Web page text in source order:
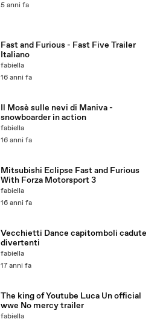
5 anni fa
Fast and Furious - Fast Five Trailer
Italiano
fabiella
16 anni fa
Il Mosè sulle nevi di Maniva -
snowboarder in action
fabiella
16 anni fa
Mitsubishi Eclipse Fast and Furious
With Forza Motorsport 3
fabiella
16 anni fa
Vecchietti Dance capitomboli cadute
divertenti
fabiella
17 anni fa
The king of Youtube Luca Un official
wwe No mercy trailer
fabiella